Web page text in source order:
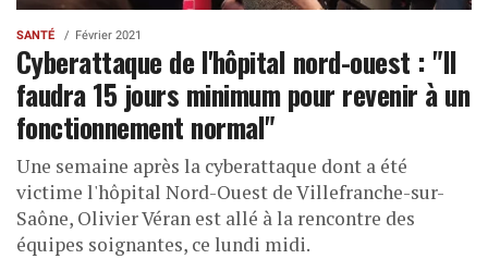
SANTÉ Février 2021
Cyberattaque de l'hôpital nord-ouest : "Il
faudra 15 jours minimum pour revenir à un
fonctionnement normal"
Une semaine après la cyberattaque dont a été
victime l'hôpital Nord-Ouest de Villefranche-sur-
Saône, Olivier Véran est allé à la rencontre des
équipes soignantes, ce lundi midi.